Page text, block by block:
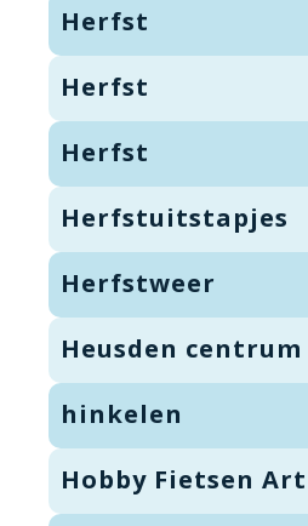
Herfst
Herfst
Herfst
Herfstuitstapjes
Herfstweer
Heusden centrum
hinkelen
Hobby Fietsen